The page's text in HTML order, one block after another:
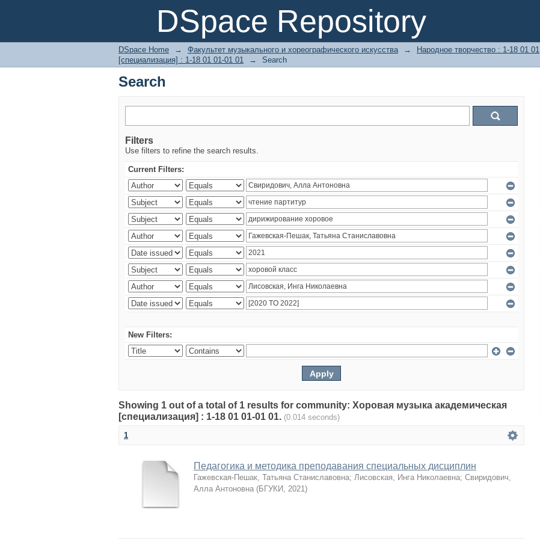
DSpace Repository
Search
DSpace Home → Факультет музыкального и хореографического искусства → Народное творчество : 1-18 01 01
[специализация] : 1-18 01 01-01 01
→ Search
Search
Filters
Use filters to refine the search results.
Current Filters:
New Filters:
Showing 1 out of a total of 1 results for community: Хоровая музыка академическая
[специализация] : 1-18 01 01-01 01. (0.014 seconds)
1
Педагогика и методика преподавания специальных дисциплин
Гажевская-Пешак, Татьяна Станиславовна; Лисовская, Инга Николаевна; Свиридович,
Алла Антоновна (БГУКИ, 2021)